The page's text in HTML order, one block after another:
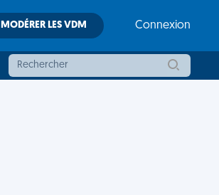
MODÉRER LES VDM Connexion